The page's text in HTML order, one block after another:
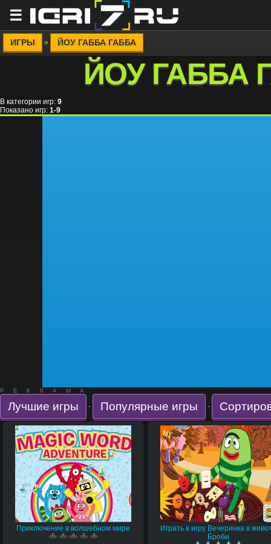
☰
ИГРЫ » ЙОУ ГАББА ГАББА
ЙОУ ГАББА
В категории игр: 9
Показано игр: 1-9
РЕКЛАМА
Лучшие игры · Популярные игры ·
Приключение в волшебном мире
Играть в игру Вечеринка в
Броби